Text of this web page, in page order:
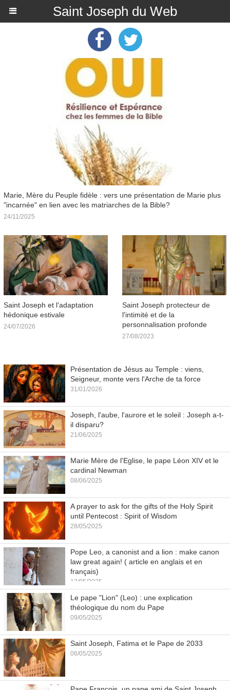
Saint Joseph du Web
Marie, Mère du Peuple fidèle : vers une présentation de Marie plus
"incarnée" en lien avec les matriarches de la Bible?
24/11/2025
Saint Joseph et l'adaptation
hédonique estivale
24/07/2026
Saint Joseph protecteur de
l'intimité et de la
personnalisation profonde
27/08/2023
Présentation de Jésus au Temple : viens,
Seigneur, monte vers l'Arche de ta force
31/01/2026
Joseph, l'aube, l'aurore et le soleil : Joseph a-t-
il disparu?
21/06/2025
Marie Mère de l'Eglise, le pape Léon XIV et le
cardinal Newman
08/06/2025
A prayer to ask for the gifts of the Holy Spirit
until Pentecost : Spirit of Wisdom
28/05/2025
Pope Leo, a canonist and a lion : make canon
law great again! ( article en anglais et en
français)
12/05/2025
Le pape "Lion" (Leo) : une explication
théologique du nom du Pape
09/05/2025
Saint Joseph, Fatima et le Pape de 2033
06/05/2025